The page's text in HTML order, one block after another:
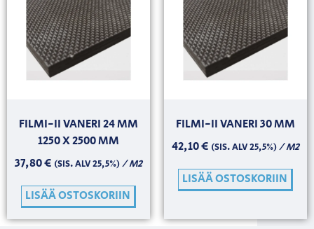
FILMI-II VANERI 24 MM
1250 X 2500 MM
37,80€ (SIS. ALV 25,5%)/ M2
LISÄÄ OSTOSKORIIN
FILMI-II VANERI 30 MM
42,10€ (SIS. ALV 25,5%)/ M2
LISÄÄ OSTOSKORIIN